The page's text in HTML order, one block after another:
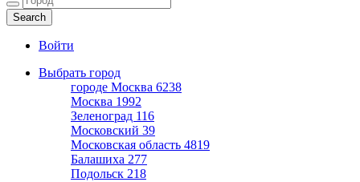
Войти
Выбрать город
городе Москва 6238
Москва 1992
Зеленоград 116
Московский 39
Московская область 4819
Балашиха 277
Подольск 218